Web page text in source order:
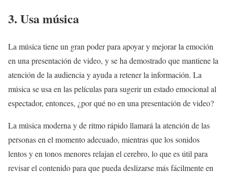
3. Usa música
La música tiene un gran poder para apoyar y mejorar la emoción
en una presentación de video, y se ha demostrado que mantiene la
atención de la audiencia y ayuda a retener la información. La
música se usa en las películas para sugerir un estado emocional al
espectador, entonces, ¿por qué no en una presentación de video?
La música moderna y de ritmo rápido llamará la atención de las
personas en el momento adecuado, mientras que los sonidos
lentos y en tonos menores relajan el cerebro, lo que es útil para
revisar el contenido para que pueda deslizarse más fácilmente en